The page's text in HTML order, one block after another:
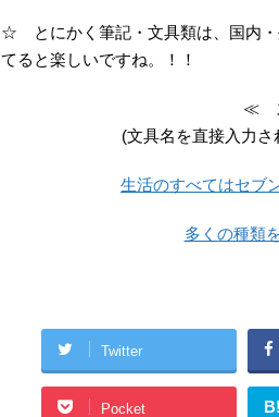
☆ とにかく筆記・文具類は、国内
てると楽しいですね。！！
≪
(文具名を直接入力
生活のすべてはセブ
多くの種類
Twitter
Pocket B!